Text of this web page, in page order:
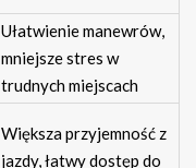
Ułatwienie manewrów,
mniejsze stres w
trudnych miejscach
Większa przyjemność z
jazdy, łatwy dostęp do